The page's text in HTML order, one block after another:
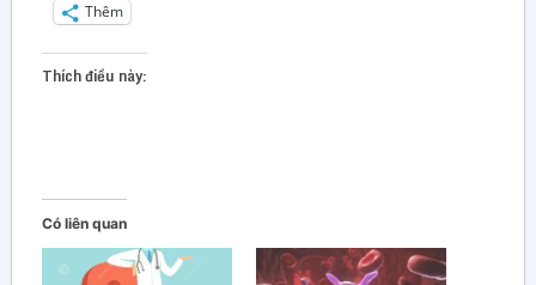
Thêm
Thích điều này:
Có liên quan